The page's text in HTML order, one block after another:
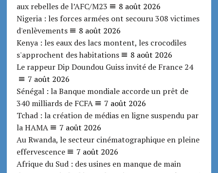
aux rebelles de l’AFC/M23
8 août 2026
Nigeria : les forces armées ont secouru 308 victimes
d'enlèvements
8 août 2026
Kenya : les eaux des lacs montent, les crocodiles
s'approchent des habitations
8 août 2026
Le rappeur Dip Doundou Guiss invité de France 24
7 août 2026
Sénégal : la Banque mondiale accorde un prêt de
340 milliards de FCFA
7 août 2026
Tchad : la création de médias en ligne suspendu par
la HAMA
7 août 2026
Au Rwanda, le secteur cinématographique en pleine
effervescence
7 août 2026
Afrique du Sud : des usines en manque de main